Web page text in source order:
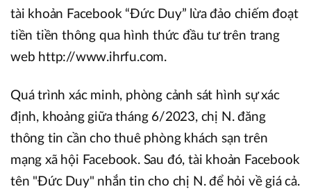
tài khoản Facebook “Đức Duy” lừa đảo chiếm đoạt
tiền tiền thông qua hình thức đầu tư trên trang
web http://www.ihrfu.com.
Quá trình xác minh, phòng cảnh sát hình sự xác
định, khoảng giữa tháng 6/2023, chị N. đăng
thông tin cần cho thuê phòng khách sạn trên
mạng xã hội Facebook. Sau đó, tài khoản Facebook
tên "Đức Duy" nhắn tin cho chị N. để hỏi về giá cả.